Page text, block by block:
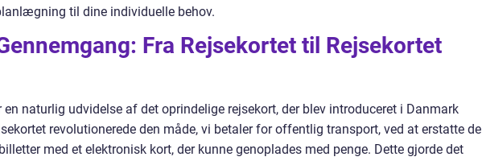
til dine individuelle behov.
Fra Rejsekortet til Rejsekortet
en naturlig udvidelse af det oprindelige rejsekort, der blev introduceret i Danmark
revolutionerede den måde, vi betaler for offentlig transport, ved at erstatte de
med et elektronisk kort, der kunne genoplades med penge. Dette gjorde det